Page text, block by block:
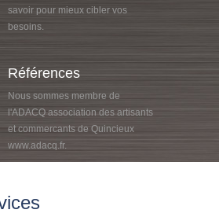
savoir pour mieux cibler vos
besoins.
Références
Nous sommes membre de
l'ADACQ association des artisants
et commercants de Quincieux
www.adacq.fr.